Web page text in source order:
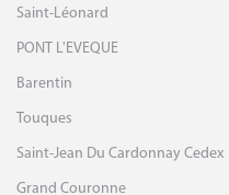
Saint-Léonard
PONT L'EVEQUE
Barentin
Touques
Saint-Jean Du Cardonnay Cedex
Grand Couronne